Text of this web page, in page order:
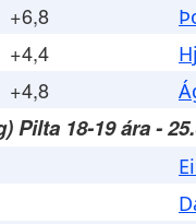
+6,8
+4,4
+4,8
Pilta 18-19 ára -